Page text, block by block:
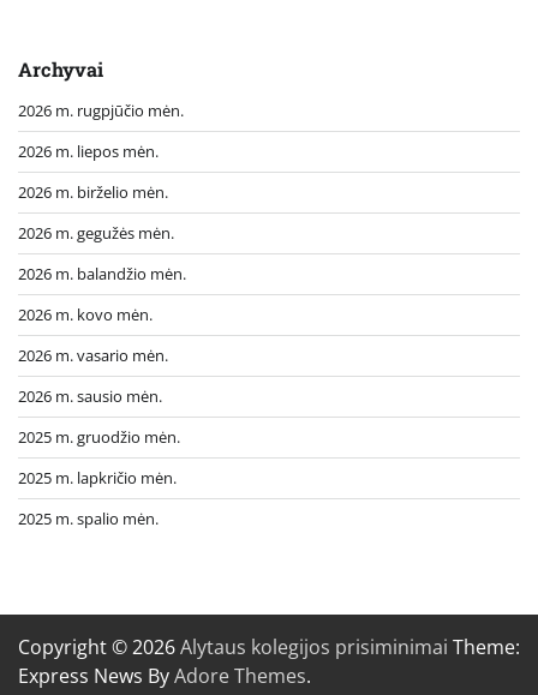
Archyvai
2026 m. rugpjūčio mėn.
2026 m. liepos mėn.
2026 m. birželio mėn.
2026 m. gegužės mėn.
2026 m. balandžio mėn.
2026 m. kovo mėn.
2026 m. vasario mėn.
2026 m. sausio mėn.
2025 m. gruodžio mėn.
2025 m. lapkričio mėn.
2025 m. spalio mėn.
Copyright © 2026Alytaus kolegijos prisiminimai Theme:
Express News ByAdore Themes.